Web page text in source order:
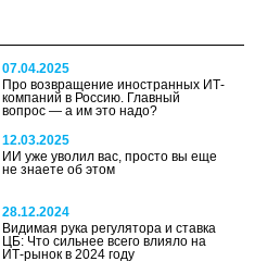
07.04.2025
Про возвращение иностранных ИТ-
компаний в Россию. Главный
вопрос — а им это надо?
12.03.2025
ИИ уже уволил вас, просто вы еще
не знаете об этом
28.12.2024
Видимая рука регулятора и ставка
ЦБ: Что сильнее всего влияло на
ИТ-рынок в 2024 году